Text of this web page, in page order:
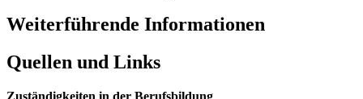
Weiterführende Informationen
Quellen und Links
Zuständigkeiten in der Berufsbildung